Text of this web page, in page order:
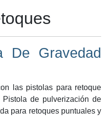
De Gravedad
las pistolas para retoque
de pulverización de
para retoques puntuales y